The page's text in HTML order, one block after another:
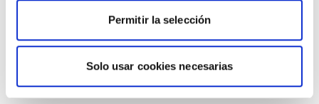
Permitir la selección
Solo usar cookies necesarias